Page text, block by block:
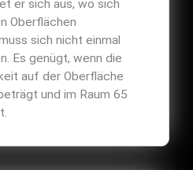
er sich aus, wo sich
Oberflächen
sich nicht einmal
Es genügt, wenn die
auf der Oberfläche
und im Raum 65